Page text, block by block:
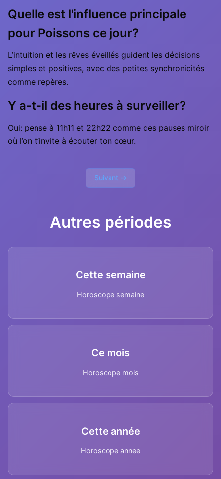
Quelle est l'influence principale
pour Poissons ce jour?
L’intuition et les rêves éveillés guident les décisions
simples et positives, avec des petites synchronicités
comme repères.
Y a-t-il des heures à surveiller?
Oui: pense à 11h11 et 22h22 comme des pauses miroir
où l’on t’invite à écouter ton cœur.
Suivant →
Autres périodes
Cette semaine
Horoscope semaine
Ce mois
Horoscope mois
Cette année
Horoscope annee